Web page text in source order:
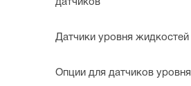
датчиков
Датчики уровня жидкостей
Опции для датчиков уровня